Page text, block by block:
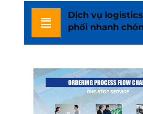
Dịch vụ
phối nhanh